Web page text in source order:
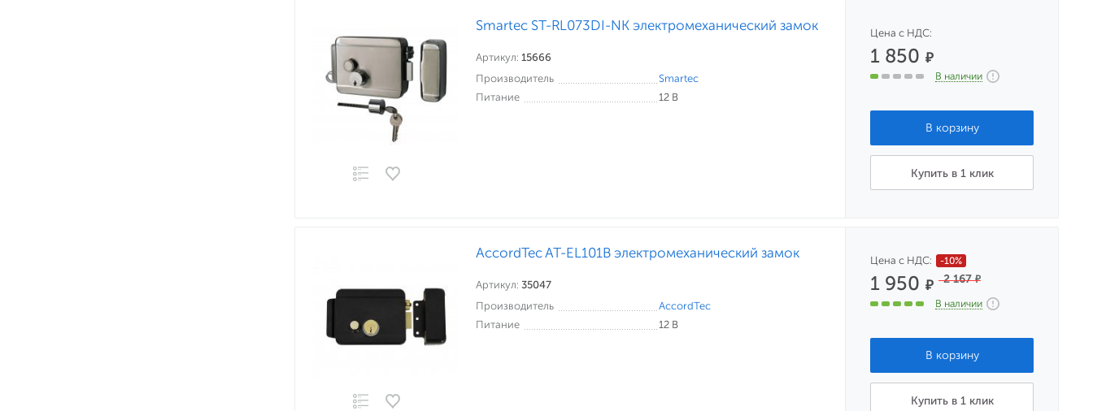
Smartec ST-RL073DI-NK электромеханический замок
Артикул: 15666
Производитель
Smartec
Питание
12 В
Цена с НДС:
1 850₽
В наличии
Купить в 1 клик
AccordTec AT-EL101B электромеханический замок
Артикул: 35047
Производитель
AccordTec
Питание
12 В
Цена с НДС: -10%
1 950₽ 2 167₽
В наличии
Купить в 1 клик